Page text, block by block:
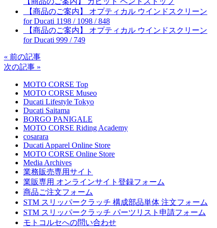
【商品のご案内】 オプティカル ウインドスクリーン
for Ducati 1198 / 1098 / 848
【商品のご案内】 オプティカル ウインドスクリーン
for Ducati 999 / 749
« 前の記事
次の記事 »
MOTO CORSE Top
MOTO CORSE Museo
Ducati Lifestyle Tokyo
Ducati Saitama
BORGO PANIGALE
MOTO CORSE Riding Academy
cosarara
Ducati Apparel Online Store
MOTO CORSE Online Store
Media Archives
業務販売専用サイト
業販専用 オンラインサイト登録フォーム
商品ご注文フォーム
STM スリッパークラッチ 構成部品単体 注文フォーム
STM スリッパークラッチ パーツリスト申請フォーム
モトコルセへの問い合わせ